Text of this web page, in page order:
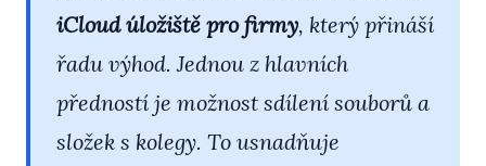
iCloud úložiště pro firmy, který přináší
řadu výhod. Jednou z hlavních
předností je možnost sdílení souborů a
složek s kolegy. To usnadňuje